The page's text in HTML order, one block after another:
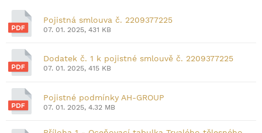
Pojistná smlouva č. 2209377225
07. 01. 2025, 431 KB
Dodatek č. 1 k pojistné smlouvě č. 2209377225
07. 01. 2025, 415 KB
Pojistné podmínky AH-GROUP
07. 01. 2025, 4.32 MB